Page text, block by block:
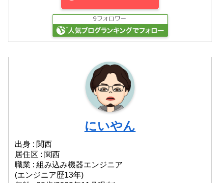
にいやん
出身 : 関西
居住区 : 関西
職業 : 組み込み機器エンジニア
(エンジニア歴13年)